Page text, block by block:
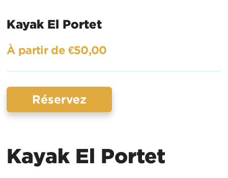
Kayak El Portet
À partir de €50,00
Réservez
Kayak El Portet